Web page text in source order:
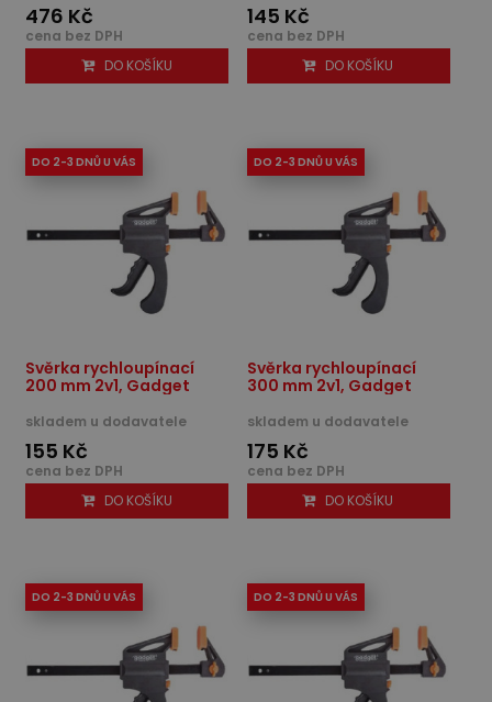
476 Kč
cena bez DPH
DO KOŠÍKU
145 Kč
cena bez DPH
DO KOŠÍKU
DO 2-3 DNŮ U VÁS
Svěrka rychloupínací
200 mm 2v1, Gadget
skladem u dodavatele
155 Kč
cena bez DPH
DO KOŠÍKU
DO 2-3 DNŮ U VÁS
Svěrka rychloupínací
300 mm 2v1, Gadget
skladem u dodavatele
175 Kč
cena bez DPH
DO KOŠÍKU
DO 2-3 DNŮ U VÁS DO 2-3 DNŮ U VÁS